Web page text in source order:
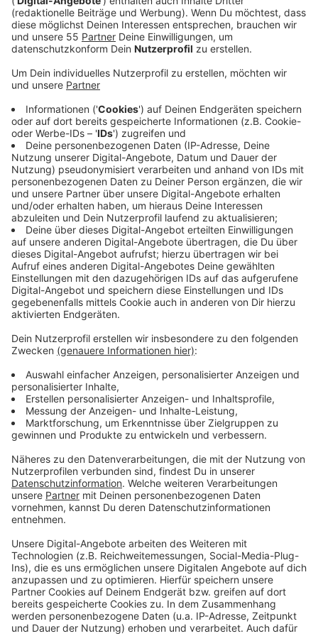
Dabei ist der mal wieder eine echt soulig schöne
Heinzmann könnte auch das Rezept für Fischsuppe
Single von Stefanie Heinzmann und ein Vorgeschmack
auf das nächste Album, welches 2021 erscheinen
soll. In der Single geht es mal wieder um DAS große
Thema der Sängerin: Selbstliebe.
Anzeige
Wir benötigen Ihre
Zustimmung, um den YouTube
Video-Service zu laden!
Wir verwenden einen Service eines
Drittanbieters, um Videoinhalte
einzubetten. Dieser Service kann
Daten zu Ihren Aktivitäten
sammeln. Bitte lesen Sie die
Details durch und stimmen Sie der
Nutzung des Service zu, um dieses
Video anzusehen.
Mehr Informationen
Akzeptieren
Management Platform
Stefanie Heinzmann - COLORS (Official Video)
Anzeige
Anzeige